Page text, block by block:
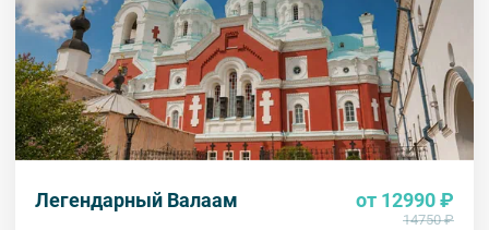
Легендарный Валаам от 12990 ₽
14750 ₽